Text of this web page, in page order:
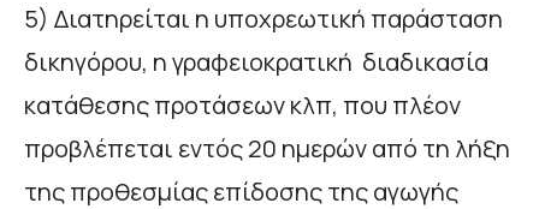
5) Διατηρείται η υποχρεωτική παράσταση
δικηγόρου, η γραφειοκρατική διαδικασία
κατάθεσης προτάσεων κλπ, που πλέον
προβλέπεται εντός 20 ημερών από τη λήξη
της προθεσμίας επίδοσης της αγωγής